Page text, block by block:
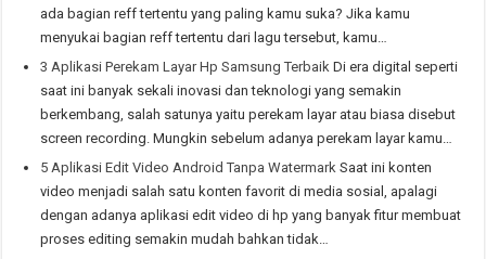
ada bagian reff tertentu yang paling kamu suka? Jika kamu
menyukai bagian reff tertentu dari lagu tersebut, kamu…
3 Aplikasi Perekam Layar Hp Samsung Terbaik Di era digital seperti
saat ini banyak sekali inovasi dan teknologi yang semakin
berkembang, salah satunya yaitu perekam layar atau biasa disebut
screen recording. Mungkin sebelum adanya perekam layar kamu…
5 Aplikasi Edit Video Android Tanpa Watermark Saat ini konten
video menjadi salah satu konten favorit di media sosial, apalagi
dengan adanya aplikasi edit video di hp yang banyak fitur membuat
proses editing semakin mudah bahkan tidak…